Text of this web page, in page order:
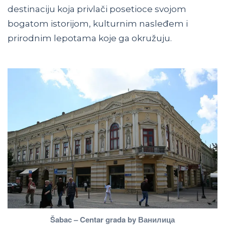
destinaciju koja privlači posetioce svojom
bogatom istorijom, kulturnim nasleđem i
prirodnim lepotama koje ga okružuju.
Šabac – Centar grada by Ванилица